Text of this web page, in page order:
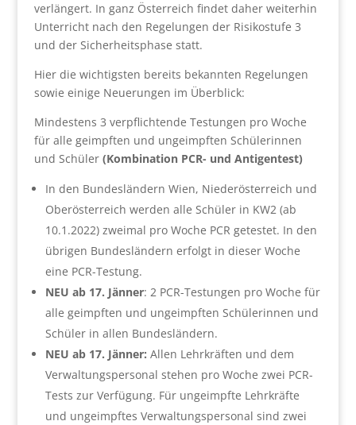
verlängert. In ganz Österreich findet daher weiterhin
Unterricht nach den Regelungen der Risikostufe 3
und der Sicherheitsphase statt.
Hier die wichtigsten bereits bekannten Regelungen
sowie einige Neuerungen im Überblick:
Mindestens 3 verpflichtende Testungen pro Woche
für alle geimpften und ungeimpften Schülerinnen
und Schüler(Kombination PCR- und Antigentest)
In den Bundesländern Wien, Niederösterreich und
Oberösterreich werden alle Schüler in KW2 (ab
10.1.2022) zweimal pro Woche PCR getestet. In den
übrigen Bundesländern erfolgt in dieser Woche
eine PCR-Testung.
NEU ab 17. Jänner: 2 PCR-Testungen pro Woche für
alle geimpften und ungeimpften Schülerinnen und
Schüler in allen Bundesländern.
NEU ab 17. Jänner: Allen Lehrkräften und dem
Verwaltungspersonal stehen pro Woche zwei PCR-
Tests zur Verfügung. Für ungeimpfte Lehrkräfte
und ungeimpftes Verwaltungspersonal sind zwei